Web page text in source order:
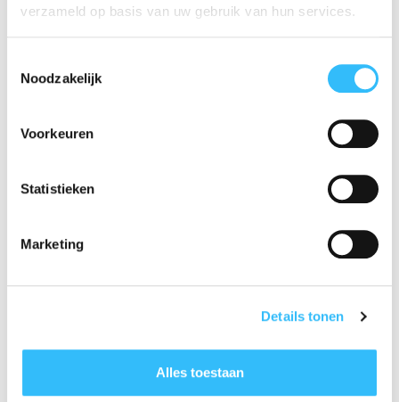
verzameld op basis van uw gebruik van hun services.
Noodzakelijk
Voorkeuren
Statistieken
Marketing
Details tonen
Alles toestaan
Contact us